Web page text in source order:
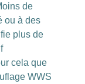
de
ou à des
plus de
cela que
WWS